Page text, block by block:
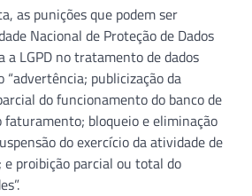
as punições que podem ser
Nacional de Proteção de Dados
a LGPD no tratamento de dados
“advertência; publicização da
do funcionamento do banco de
faturamento; bloqueio e eliminação
do exercício da atividade de
proibição parcial ou total do